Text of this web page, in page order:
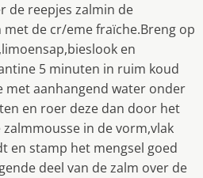
de reepjes zalmin de
de cr/eme fraïche.Breng op
en
5 minuten in ruim koud
met aanhangend water onder
en roer deze dan door het
in de vorm,vlak
en stamp het mengsel goed
deel van de zalm over de